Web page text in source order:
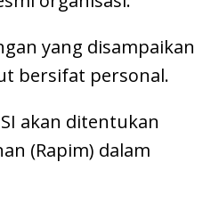
yang disampaikan
bersifat personal.
akan ditentukan
(Rapim) dalam